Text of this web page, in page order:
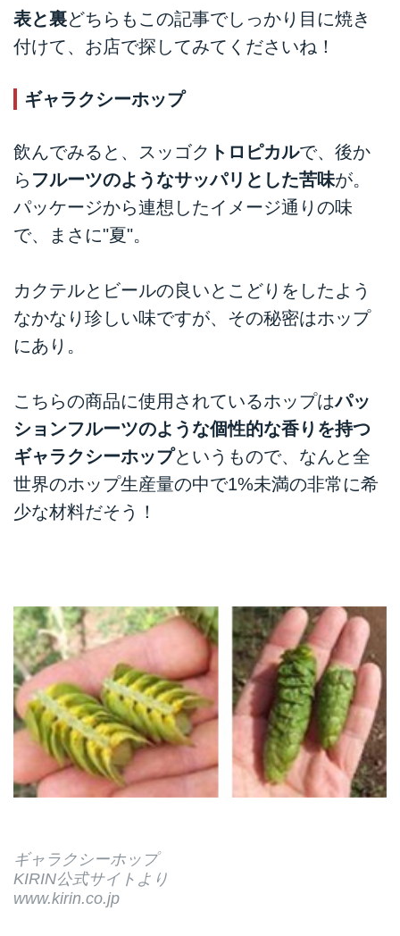
表と裏どちらもこの記事でしっかり目に焼き
付けて、お店で探してみてくださいね！
ギャラクシーホップ
飲んでみると、スッゴク トロピカルで、後か
ら フルーツのようなサッパリとした苦味が。
パッケージから連想したイメージ通りの味
で、まさに"夏"。
カクテルとビールの良いとこどりをしたよう
なかなり珍しい味ですが、その秘密はホップ
にあり。
こちらの商品に使用されているホップはパッ
ションフルーツのような個性的な香りを持つ
ギャラクシーホップというもので、なんと全
世界のホップ生産量の中で1%未満の非常に希
少な材料だそう！
ギャラクシーホップ
KIRIN公式サイトより
www.kirin.co.jp